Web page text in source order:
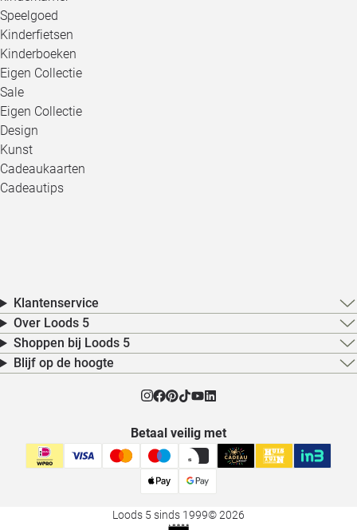
Speelgoed
Kinderfietsen
Kinderboeken
Eigen Collectie
Sale
Eigen Collectie
Design
Kunst
Cadeaukaarten
Cadeautips
Klantenservice
Over Loods 5
Shoppen bij Loods 5
Blijf op de hoogte
Betaal veilig met
Loods 5 sinds 1999© 2026